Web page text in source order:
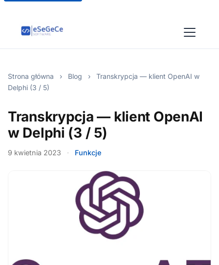
Strona główna › Blog ›
Transkrypcja — klient OpenAI w
Delphi (3 / 5)
Transkrypcja — klient OpenAI
w Delphi (3 / 5)
9 kwietnia 2023 · Funkcje